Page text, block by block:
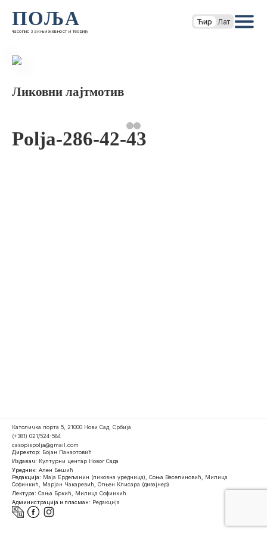
ПОЉА
часопис за књижевност и теорију
Ћир Лат
Ликовни лајтмотив
Polja-286-42-43
Католичка порта 5, 21000 Нови Сад, Србија
(+381) 021/524-584
casopispolja@gmail.com
Директор: Бојан Панаотовић
Издавач: Културни центар Новог Сада
Уредник: Ален Бешић
Редакција: Маја Ердељанин (ликовна уредница), Соња Веселиновић, Милица
Софинкић, Марјан Чакаревић, Огњен Клисара (дизајнер)
Лектура: Сања Бркић, Милица Софинкић
Администрација и пласман: Редакција